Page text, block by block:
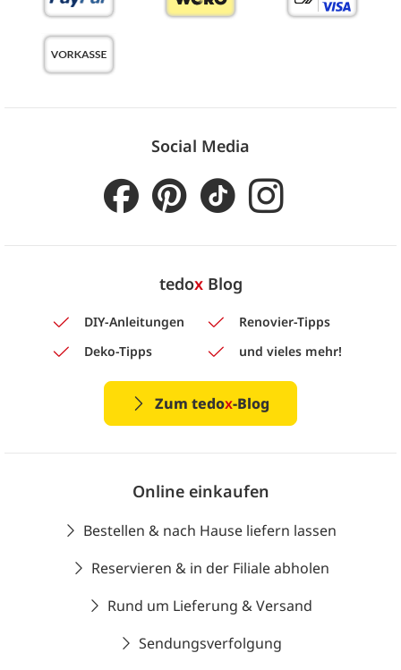
Social Media
tedoxBlog
DIY-Anleitungen
Renovier-Tipps
Deko-Tipps
und vieles mehr!
Zum tedox-Blog
Online einkaufen
Bestellen & nach Hause liefern lassen
Reservieren & in der Filiale abholen
Rund um Lieferung & Versand
Sendungsverfolgung